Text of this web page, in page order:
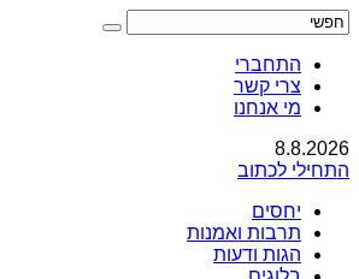
התחברי
צרי קשר
מי אנחנו
8.8.2026
התחילי לכתוב
יחסים
תרבות ואמנות
הגות ודעות